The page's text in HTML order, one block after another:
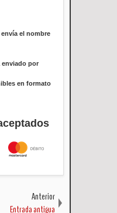
el nombre
enviado por
en formato
Anterior
Entrada antigua